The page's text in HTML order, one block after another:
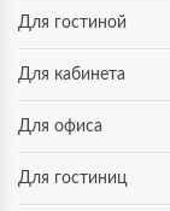
Для гостиной
Для кабинета
Для офиса
Для гостиниц